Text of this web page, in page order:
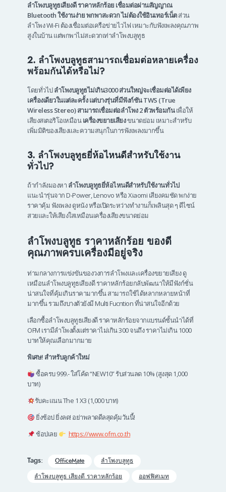
ลําโพงบลูทูธเสียงดี ราคาหลักร้อย เชื่อมต่อผ่านสัญญาณ
Bluetooth ใช้งานง่าย พกพาสะดวก ไม่ต้องใช้อินเทอร์เน็ตส่วน
ลำโพง Wi-Fi ต้องเชื่อมต่อเครือข่ายไวไฟ เหมาะกับฟังเพลงคุณภาพ
สูงในบ้าน แต่พกพาไม่สะดวกเท่าลำโพงบลูทูธ
2. ลำโพงบลูทูธสามารถเชื่อมต่อหลายเครื่อง
พร้อมกันได้หรือไม่?
โดยทั่วไปลําโพงบลูทูธไม่เกิน3000 ส่วนใหญ่จะเชื่อมต่อได้เพียง
เครื่องเดียวในแต่ละครั้ง แต่บางรุ่นที่มีฟังก์ชัน TWS (True
Wireless Stereo) สามารถเชื่อมต่อลำโพง 2 ตัวพร้อมกันเพื่อให้
เสียงสเตอริโอเหมือนเครื่องขยายเสียงขนาดย่อม เหมาะสำหรับ
เพิ่มมิติของเสียงและความสนุกในการฟังเพลงมากขึ้น
3. ลำโพงบลูทูธยี่ห้อไหนดีสำหรับใช้งาน
ทั่วไป?
ถ้ากำลังมองหา ลำโพงบลูทูธยี่ห้อไหนดีสำหรับใช้งานทั่วไป
แนะนำรุ่นจาก D-Power, Lenovo หรือ Xiaomi เสียงคมชัด พกง่าย
ราคาคุ้ม ฟังเพลง ดูหนัง หรือเปิดระหว่างทำงานก็เพลินสุด ๆ ดีไซน์
สวยและให้เสียงใสเหมือนเครื่องเสียงขนาดย่อม
ลำโพงบลูทูธ ราคาหลักร้อย ของดี
คุณภาพครบเครื่องมีอยู่จริง
ท่ามกลางการแข่งขันของวงการลำโพงและเครื่องขยายเสียง ดู
เหมือนลำโพงบลูทูธเสียงดี ราคาหลักร้อยกลับพัฒนาให้มีฟังก์ชั่น
น่าสนใจที่คุ้มเกินราคามากขึ้น สามารถใช้ได้หลากหลายหน้าที่
มากขึ้น รวมถึงบางตัวยังมี Multi Fucntion ที่น่าสนใจอีกด้วย
เลือกซื้อลำโพงบลูทูธเสียงดี ราคาหลักร้อยจากแบรนด์ชั้นนำได้ที่
OFM เรามีลำโพงตั้งแต่ราคาไม่เกิน 300 จนถึง ราคาไม่เกิน 1000
บาทให้คุณเลือกมากมาย
พิเศษ! สำหรับลูกค้าใหม่
ซื้อครบ 999.- ใส่โค้ด “NEW10” รับส่วนลด 10% (สูงสุด 1,000
บาท)
รับคะแนน The 1 X3 (1,000 บาท)
ยิ่งช้อป ยิ่งลด! อย่าพลาดดีลสุดคุ้มวันนี้!
ช้อปเลย
https://www.ofm.co.th
Tags: OfficeMate
ลำโพงบลูทูธ
ลำโพงบลูทูธ เสียงดี ราคาหลักร้อย
ออฟฟิศเมท